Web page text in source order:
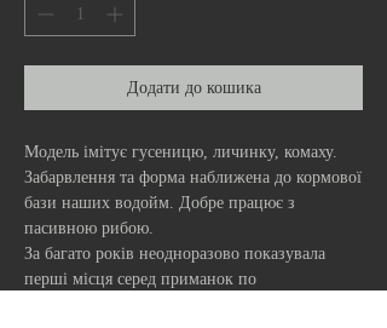
Додати до кошика
Модель імітує гусеницю, личинку, комаху.
Забарвлення та форма наближена до кормової
бази наших водойм. Добре працює з
пасивною рибою.
За багато років неодноразово показувала
перші місця серед приманок по